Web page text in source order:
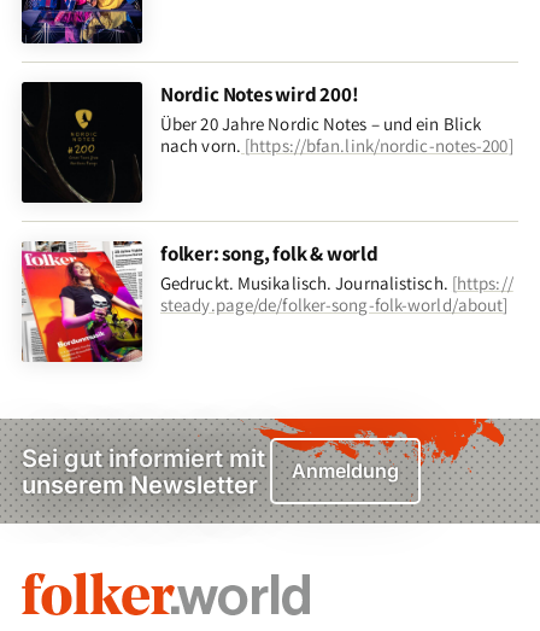
Nordic Notes wird 200!
Über 20 Jahre Nordic Notes – und ein Blick
nach vorn. [https://bfan.link/nordic-notes-200]
folker: song, folk & world
Gedruckt. Musikalisch. Journalistisch. [https://
steady.page/de/folker-song-folk-world/about]
Sei gut informiert mit
unserem Newsletter
Anmeldung